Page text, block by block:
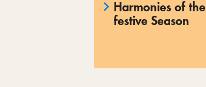
Harmonies of the
festive Season